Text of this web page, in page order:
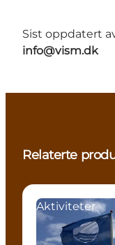
Sist oppdatert
info@vism.dk
Relaterte
Aktiviteter